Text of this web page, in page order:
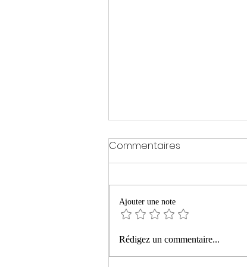
« La montagne ardente »
de Philippe Manevy aux
Commentaires
Ajouter une note
Rédigez un commentaire...